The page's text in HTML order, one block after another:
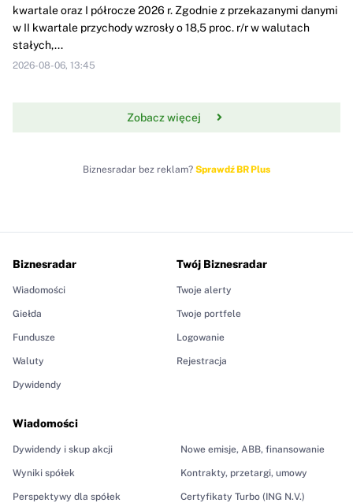
kwartale oraz I półrocze 2026 r. Zgodnie z przekazanymi danymi
w II kwartale przychody wzrosły o 18,5 proc. r/r w walutach
stałych,...
2026-08-06, 13:45
Zobacz więcej
Biznesradar bez reklam? Sprawdź BR Plus
Biznesradar
Wiadomości
Giełda
Fundusze
Waluty
Dywidendy
Wiadomości
Dywidendy i skup akcji
Wyniki spółek
Perspektywy dla spółek
Nowe emisje, ABB, finansowanie
Kontrakty, przetargi, umowy
Certyfikaty Turbo (ING N.V.)
Twój Biznesradar
Twoje alerty
Twoje portfele
Logowanie
Rejestracja